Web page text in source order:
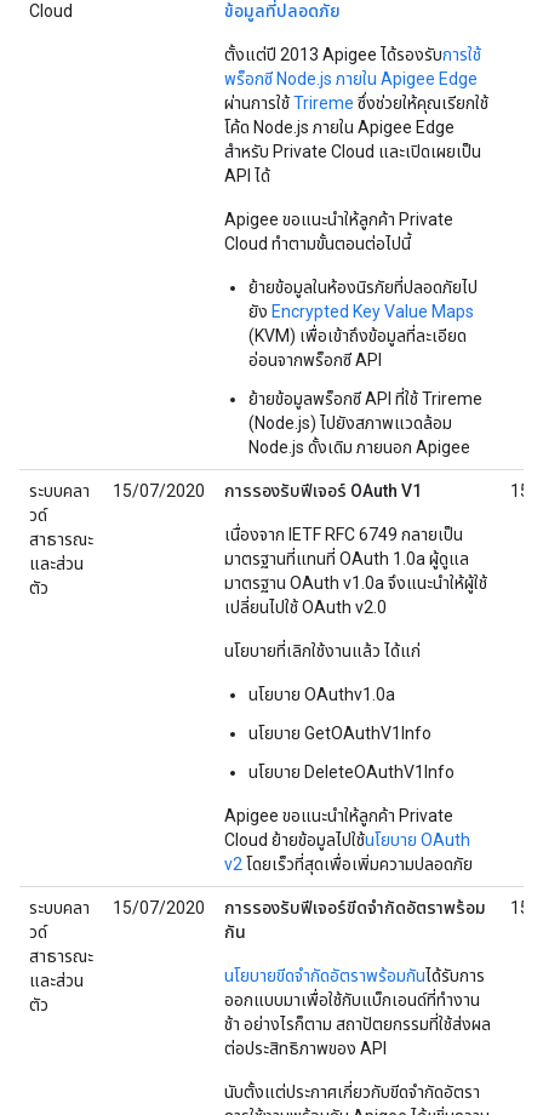
Cloud
ข้อมูลที่ปลอดภัย
ตั้งแต่ปี 2013 Apigee ได้รองรับการใช้
พร็อกซี Node.js ภายใน Apigee Edge
ผ่านการใช้Trireme ซึ่งช่วยให้คุณเรียกใช้
โค้ด Node.js ภายใน Apigee Edge
สำหรับ Private Cloud และเปิดเผยเป็น
API ได้
Apigee ขอแนะนำให้ลูกค้า Private
Cloud ทำตามขั้นตอนต่อไปนี้
ย้ายข้อมูลในห้องนิรภัยที่ปลอดภัยไป
ยัง Encrypted Key Value Maps
(KVM) เพื่อเข้าถึงข้อมูลที่ละเอียด
อ่อนจากพร็อกซี API
ย้ายข้อมูลพร็อกซี API ที่ใช้ Trireme
(Node.js) ไปยังสภาพแวดล้อม
Node.js ดั้งเดิม ภายนอก Apigee
ระบบคลา
วด์
สาธารณะ
และส่วน
ตัว
15/07/2020 การรองรับฟีเจอร์ OAuth V1
เนื่องจาก IETF RFC 6749 กลายเป็น
มาตรฐานที่แทนที่ OAuth 1.0a ผู้ดูแล
มาตรฐาน OAuth v1.0a จึงแนะนําให้ผู้ใช้
เปลี่ยนไปใช้ OAuth v2.0
นโยบายที่เลิกใช้งานแล้ว ได้แก่
นโยบาย OAuthv1.0a
นโยบาย GetOAuthV1Info
นโยบาย DeleteOAuthV1Info
Apigee ขอแนะนำให้ลูกค้า Private
Cloud ย้ายข้อมูลไปใช้นโยบาย OAuth
v2 โดยเร็วที่สุดเพื่อเพิ่มความปลอดภัย
15/
ระบบคลา
วด์
สาธารณะ
และส่วน
ตัว
15/07/2020
การรองรับฟีเจอร์ขีดจำกัดอัตราพร้อม
กัน
นโยบายขีดจำกัดอัตราพร้อมกันได้รับการ
ออกแบบมาเพื่อใช้กับแบ็กเอนด์ที่ทำงาน
ช้า อย่างไรก็ตาม สถาปัตยกรรมที่ใช้ส่งผล
ต่อประสิทธิภาพของ API
นับตั้งแต่ประกาศเกี่ยวกับขีดจํากัดอัตรา
15/